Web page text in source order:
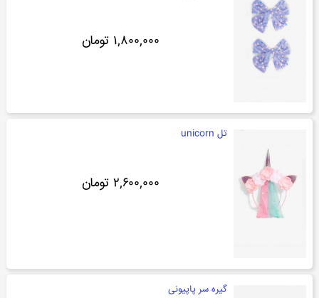
۱,۸۰۰,۰۰۰ تومان
تل unicorn
۲,۶۰۰,۰۰۰ تومان
گیره سر پاپیونی